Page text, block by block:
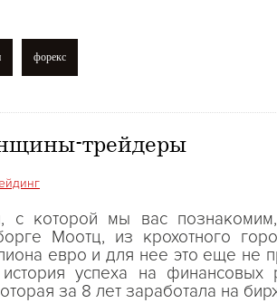
форекс
трейдеры
с которой мы вас
Моотц, из крохотного
евро и для нее это еще не
успеха на финансовых
за 8 лет заработала на